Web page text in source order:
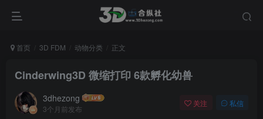
首页 3D FDM 动物分类 正文
Cinderwing3D 微缩打印 6款孵化幼兽
3dhezong
3个月前发布
关注 私信